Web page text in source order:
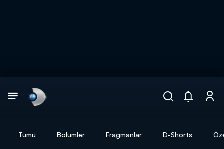
Tümü Bölümler Fragmanlar D-Shorts